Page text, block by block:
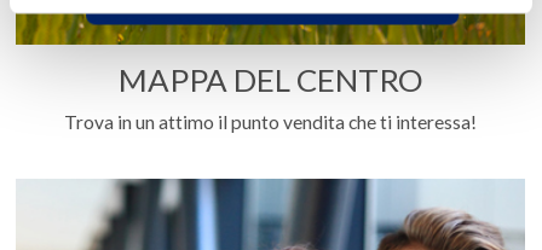
MAPPA DEL CENTRO
Trova in un attimo il punto vendita che ti interessa!